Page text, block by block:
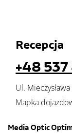
Recepcja
+48
Ul.
Mapka
Media Optic